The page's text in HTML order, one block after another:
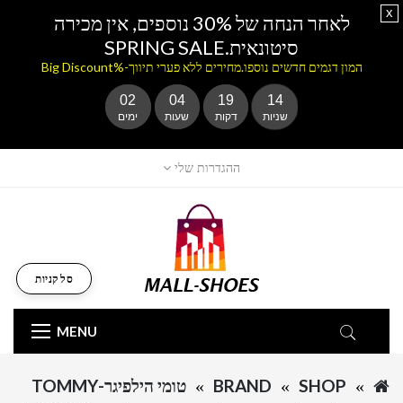
ההגדרות שלי
MENU
סל קניות
SHOP
BRAND
טומי הילפיגר-TOMMY
לאחר הנחה של 30% נוספים, אין מכירה
סיטונאית.SPRING SALE
המון דגמים חדשים נוספו.מחירים ללא פערי תיווך-%Big Discount
02
ימים
04
שעות
19
דקות
14
שניות
x